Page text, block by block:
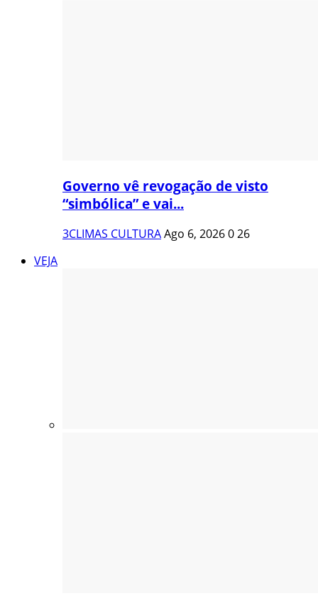
Governo vê revogação de visto
“simbólica” e vai...
3CLIMAS CULTURAAgo 6, 2026026
VEJA